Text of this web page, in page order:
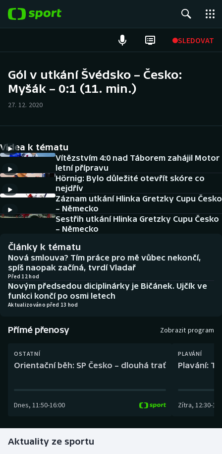
SLEDOVAT
Hokej
Cyklistika
DALŠÍ SPORTY
Americký fotbal
Baseball a softbal
Basketbal
Biatlon
Boby a skeleton
Box
Curling
Golf
NEPŘEHLÉDNĚTE
Historické návraty
Aplikace ČT sport
AZ kvíz
Gól v utkání Švédsko – Česko:
Myšák – 0:1 (11. min.)
27. 12. 2020
Videa k tématu
Vítězstvím 4:0 nad Táborem zahájil Motor
letní přípravu
Hörnig: Bylo důležité otevřít skóre co
nejdřív
Záznam utkání Hlinka Gretzky Cupu Česko
– Německo
Sestřih utkání Hlinka Gretzky Cupu Česko
– Německo
Články k tématu
Nová smlouva? Tím práce pro mě vůbec nekončí,
spíš naopak začíná, tvrdí Vladař
Před 12 hod
Novým předsedou diciplinárky je Bičánek. Ujčík ve
funkci končí po osmi letech
Aktualizováno před 13 hod
Přímé přenosy Zobrazit program
OSTATNÍ
Orientační běh: SP Česko – dlouhá trať
Dnes, 11:50-16:00
PLAVÁNÍ
Plavání:
Zítra, 12:30-
Aktuality ze sportu